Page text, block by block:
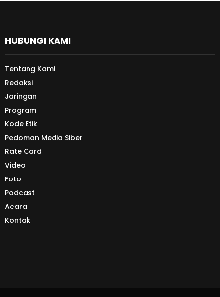
HUBUNGI KAMI
Tentang Kami
Redaksi
Jaringan
Program
Kode Etik
Pedoman Media Siber
Rate Card
Video
Foto
Podcast
Acara
Kontak